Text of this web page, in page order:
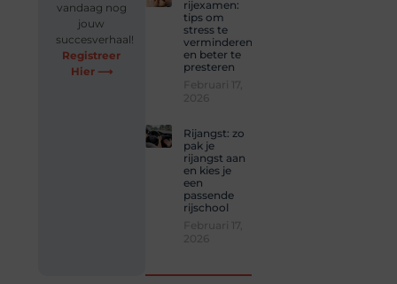
rijexamen:
tips om
stress te
verminderen
en beter te
presteren
Rijangst: zo
pak je
rijangst aan
en kies je
een
passende
rijschool
vandaag nog
jouw
succesverhaal!
Registreer
Hier ⟶